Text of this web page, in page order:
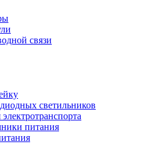
связи
светильников
питания